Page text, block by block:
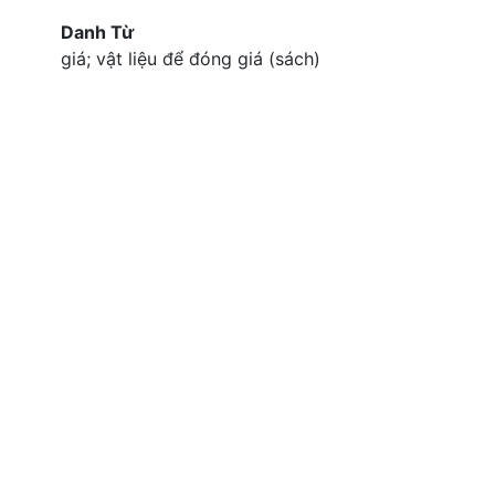
Danh Từ
giá; vật liệu để đóng giá (sách)